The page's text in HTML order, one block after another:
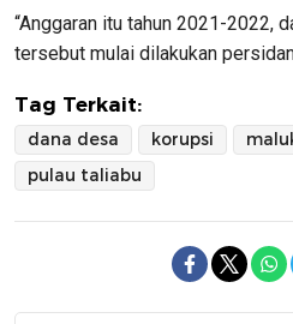
“Anggaran itu tahun 2021-2022,
tersebut mulai dilakukan
Tag Terkait:
dana desa korupsi
pulau taliabu